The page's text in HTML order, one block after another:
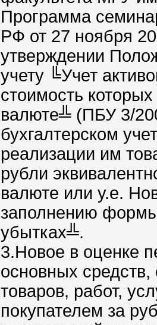
Программа
РФ от 27 ноября
утверждении
учету ╚Учет
стоимость
валюте╩ (ПБУ 3/
бухгалтерском
реализации им
рубли
валюте или у.е.
заполнению
убытках╩.
3.Новое в оценке
основных
товаров, работ,
покупателем за